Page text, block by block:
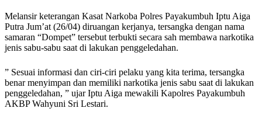
Melansir keterangan Kasat Narkoba Polres Payakumbuh Iptu Aiga
Putra Jum’at (26/04) diruangan kerjanya, tersangka dengan nama
samaran “Dompet” tersebut terbukti secara sah membawa narkotika
jenis sabu-sabu saat di lakukan penggeledahan.
” Sesuai informasi dan ciri-ciri pelaku yang kita terima, tersangka
benar menyimpan dan memiliki narkotika jenis sabu saat di lakukan
penggeledahan, ” ujar Iptu Aiga mewakili Kapolres Payakumbuh
AKBP Wahyuni Sri Lestari.